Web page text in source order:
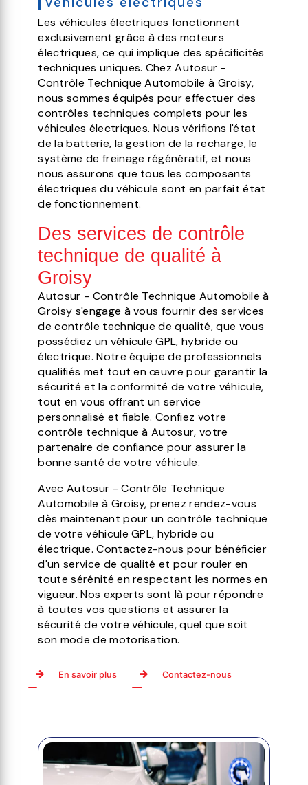
Les véhicules électriques fonctionnent
exclusivement grâce à des moteurs
électriques, ce qui implique des spécificités
techniques uniques. Chez Autosur -
Contrôle Technique Automobile à Groisy,
nous sommes équipés pour effectuer des
contrôles techniques complets pour les
véhicules électriques. Nous vérifions l'état
de la batterie, la gestion de la recharge, le
système de freinage régénératif, et nous
nous assurons que tous les composants
électriques du véhicule sont en parfait état
de fonctionnement.
Des services de contrôle
technique de qualité à
Groisy
Autosur - Contrôle Technique Automobile à
Groisy s'engage à vous fournir des services
de contrôle technique de qualité, que vous
possédiez un véhicule GPL, hybride ou
électrique. Notre équipe de professionnels
qualifiés met tout en œuvre pour garantir la
sécurité et la conformité de votre véhicule,
tout en vous offrant un service
personnalisé et fiable. Confiez votre
contrôle technique à Autosur, votre
partenaire de confiance pour assurer la
bonne santé de votre véhicule.
Avec Autosur - Contrôle Technique
Automobile à Groisy, prenez rendez-vous
dès maintenant pour un contrôle technique
de votre véhicule GPL, hybride ou
électrique. Contactez-nous pour bénéficier
d'un service de qualité et pour rouler en
toute sérénité en respectant les normes en
vigueur. Nos experts sont là pour répondre
à toutes vos questions et assurer la
sécurité de votre véhicule, quel que soit
son mode de motorisation.
En savoir plus Contactez-nous